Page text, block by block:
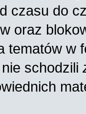
czasu do
oraz
tematów w
schodzili